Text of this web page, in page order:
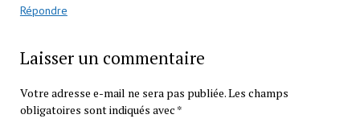
Répondre
Laisser un commentaire
Votre adresse e-mail ne sera pas publiée.Les champs
obligatoires sont indiqués avec *